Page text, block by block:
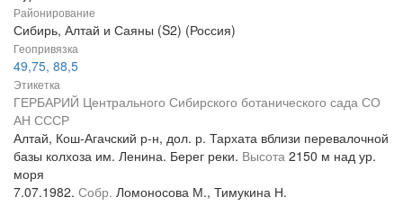
Районирование
Сибирь, Алтай и Саяны (S2) (Россия)
Геопривязка
49,75, 88,5
Этикетка
ГЕРБАРИЙ Центрального Сибирского ботанического сада СО
АН СССР
Алтай, Кош-Агачский р-н, дол. р. Тархата вблизи перевалочной
базы колхоза им. Ленина. Берег реки. Высота 2150 м над ур.
моря
7.07.1982. Собр. Ломоносова М., Тимукина Н.